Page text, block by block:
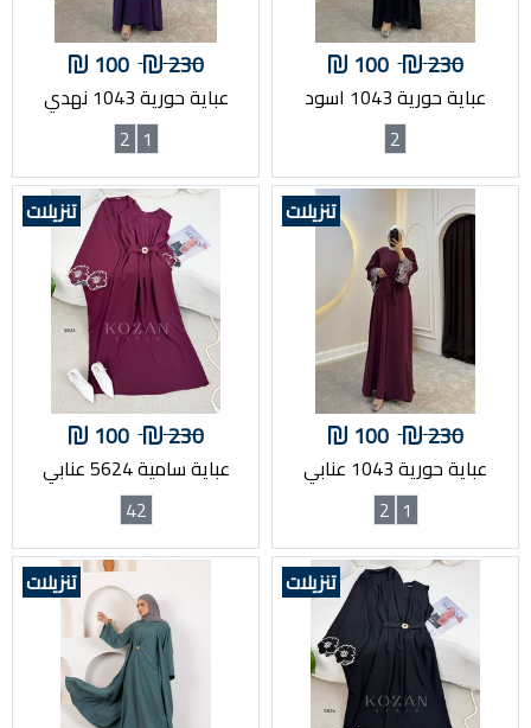
230
100
عباية حورية 1043 اسود
2
230
100
عباية حورية 1043 نهدي
1
2
تنزيلات
230
100
عباية حورية 1043 عنابي
1
2
تنزيلات
230
100
عباية سامية 5624 عنابي
42
تنزيلات تنزيلات